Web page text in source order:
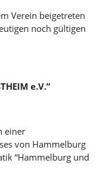
Verein beigetreten
noch gültigen
e.V.”
einer
von Hammelburg
“Hammelburg und